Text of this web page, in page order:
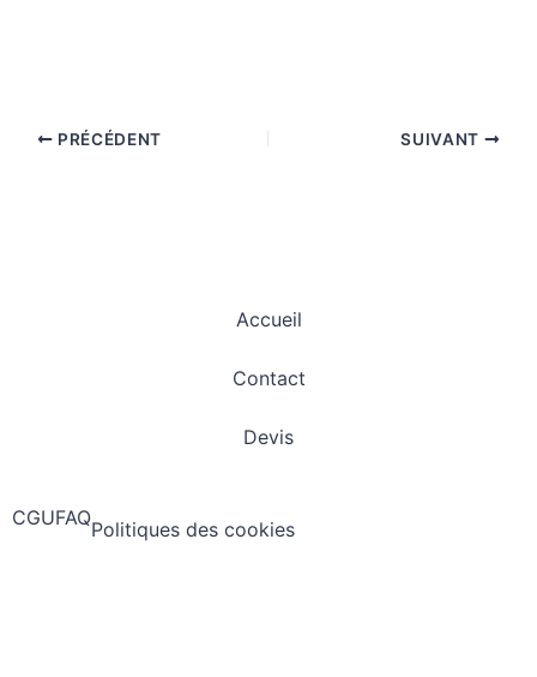
PRÉCÉDENT SUIVANT
Accueil
Contact
Devis
CGUFAQPolitiques des cookies